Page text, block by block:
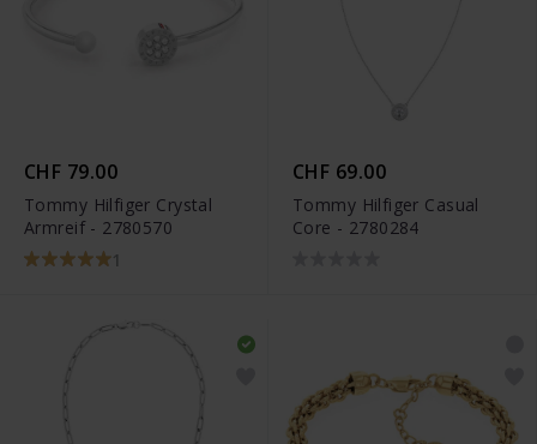
CHF 79.00
Tommy Hilfiger Crystal
Armreif - 2780570
1
CHF 69.00
Tommy Hilfiger Casual
Core - 2780284